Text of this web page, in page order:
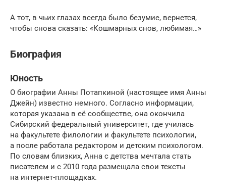
А тот, в чьих глазах всегда было безумие, вернется,
чтобы снова сказать: «Кошмарных снов, любимая…»
Биография
Юность
О биографии Анны Потапкиной (настоящее имя Анны
Джейн) известно немного. Согласно информации,
которая указана в её сообществе, она окончила
Сибирский федеральный университет, где училась
на факультете филологии и факультете психологии,
а после работала редактором и детским психологом.
По словам близких, Анна с детства мечтала стать
писателем и с 2010 года размещала свои тексты
на интернет-площадках.